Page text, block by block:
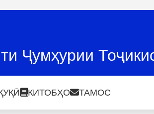
Ҷумҳурии
КИТОБҲО ТАМОС